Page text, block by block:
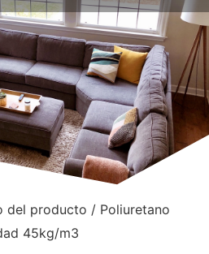
del producto / Poliuretano
45kg/m3